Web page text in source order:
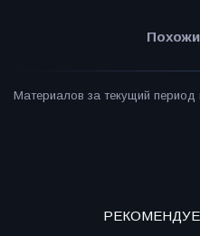
Материалов за текущий период